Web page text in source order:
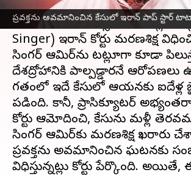
ప్ర‌వ‌క్త‌ను అవ‌మానించిన కేసులో ఇరాన్ పాప్ స్టార్
మొహమ్మద్ ప్రవక్తను అవమానించాడని
సింగర్ ఆమిర్ హుస్సేన్ మగ్‌సౌద్లూకు
Singer) ఇరాన్ కోర్టు మరణశిక్ష
సింగర్ ఆమిర్‌ను టట్లూగా కూడా
దేశద్రోహానికి పాల్పడ్డారనే ఆరోపణలు
గతంలో ఇదే కేసులో ఆయనకు ఐదేళ్ల
పడింది. కానీ, ప్రాసిక్యూటర్
కోర్టు ఆమోదించి, కేసును మళ్లీ
సింగర్ ఆమిర్‌కు మరణశిక్ష ఖరారు
ప్రవక్తను అవమానించిన ఘటనకు
విధిస్తున్నట్లు కోర్టు పేర్కొంది. అయితే,